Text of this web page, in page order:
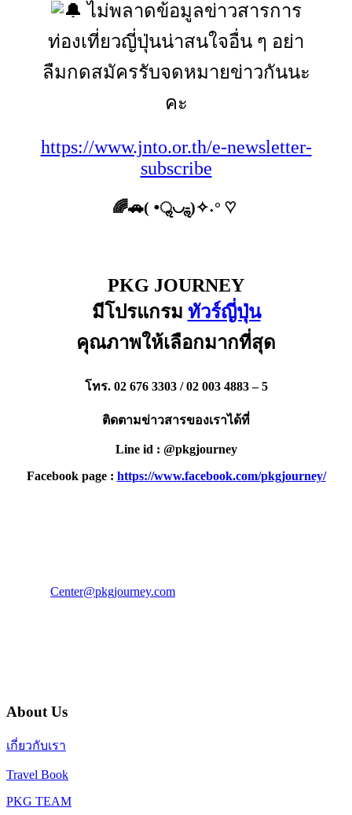
ไม่พลาดข้อมูลข่าวสารการ
ท่องเที่ยวญี่ปุ่นน่าสนใจอื่น ๆ อย่า
ลืมกดสมัครรับจดหมายข่าวกันนะ
คะ
https://www.jnto.or.th/e-newsletter-
subscribe
🌈🚗( •ॢ◡-ॢ)✧˖° ♡
PKG JOURNEY
มีโปรแกรม ทัวร์ญี่ปุ่น
คุณภาพให้เลือกมากที่สุด
โทร. 02 676 3303 / 02 003 4883 – 5
ติดตามข่าวสารของเราได้ที่
Line id : @pkgjourney
Facebook page : https://www.facebook.com/pkgjourney/
Center@pkgjourney.com
About Us
เกี่ยวกับเรา
Travel Book
PKG TEAM